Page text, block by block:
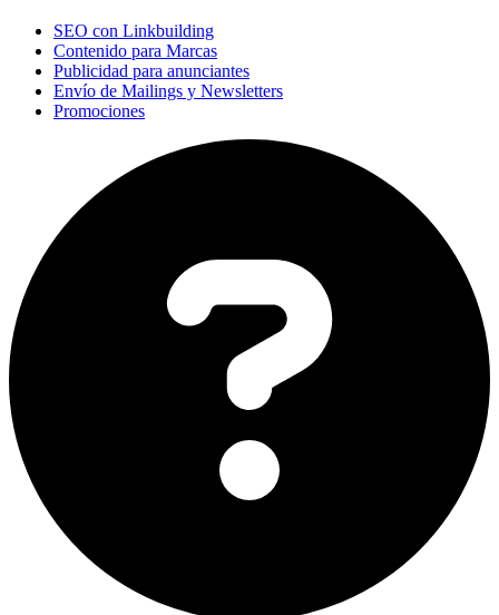
SEO con Linkbuilding
Contenido para Marcas
Publicidad para anunciantes
Envío de Mailings y Newsletters
Promociones